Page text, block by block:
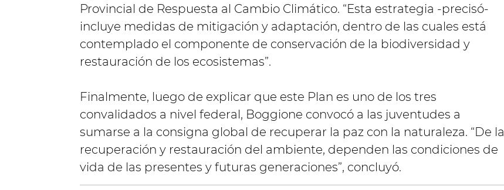
Provincial de Respuesta al Cambio Climático. “Esta estrategia -precisó-
incluye medidas de mitigación y adaptación, dentro de las cuales está
contemplado el componente de conservación de la biodiversidad y
restauración de los ecosistemas”.
Finalmente, luego de explicar que este Plan es uno de los tres
convalidados a nivel federal, Boggione convocó a las juventudes a
sumarse a la consigna global de recuperar la paz con la naturaleza. “De la
recuperación y restauración del ambiente, dependen las condiciones de
vida de las presentes y futuras generaciones”, concluyó.